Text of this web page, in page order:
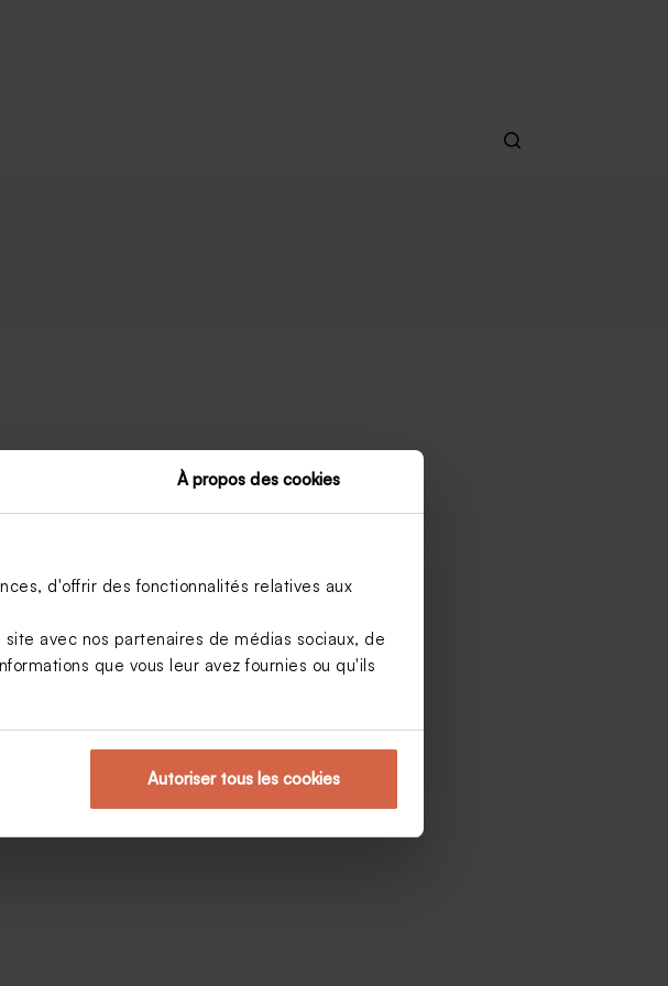
À propos des cookies
d'offrir des fonctionnalités relatives aux
avec nos partenaires de médias sociaux, de
que vous leur avez fournies ou qu'ils
Autoriser tous les cookies